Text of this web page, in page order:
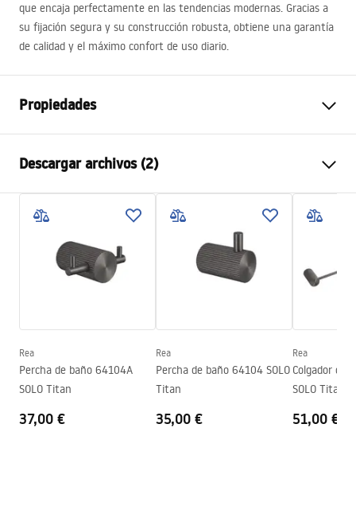
que encaja perfectamente en las tendencias modernas. Gracias a
su fijación segura y su construcción robusta, obtiene una garantía
de calidad y el máximo confort de uso diario.
Propiedades
Material
Método de instalación
Atornillado
Anchura
30
45mm
Sügavus
52mm
Descargar archivos (2)
Condiciones de garantía
Warranty_Terms_and_Conditions_Accessories_-_24.pdf
Información de seguridad
Rea
Percha de baño 64104A
SOLO Titan
37,00 €
Rea
Percha de baño 64104 SOLO
Titan
35,00 €
Rea
Colgador de
SOLO Titan
51,00 €